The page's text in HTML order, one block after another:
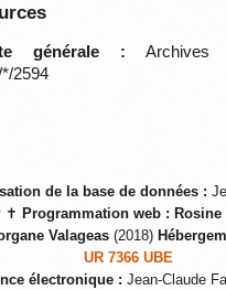
générale : Archives
2594
de la base de données :
✝ Programmation web : Rosine
Valageas (2018)
UR 7366 UBE
électronique : Jean-Claude